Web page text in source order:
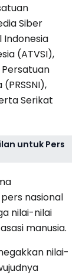
Siber
Indonesia
(ATVSI),
Serikat
untuk Pers
nasional
nilai-nilai
manusia.
nilai-